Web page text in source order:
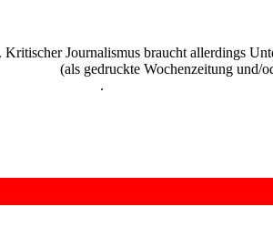
Journalismus braucht allerdings
(als gedruckte Wochenzeitung und/
.